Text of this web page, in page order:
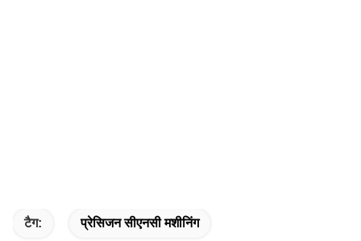
टैग: प्रेसिजन सीएनसी मशीनिंग